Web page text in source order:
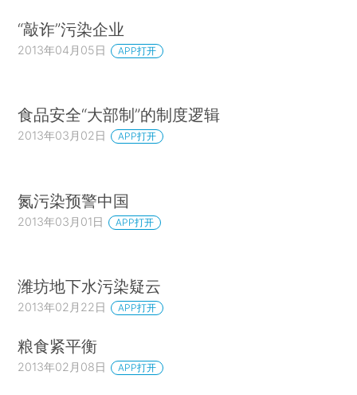
“敲诈”污染企业
2013年04月05日 APP打开
食品安全“大部制”的制度逻辑
2013年03月02日 APP打开
氮污染预警中国
2013年03月01日 APP打开
潍坊地下水污染疑云
2013年02月22日 APP打开
粮食紧平衡
2013年02月08日 APP打开